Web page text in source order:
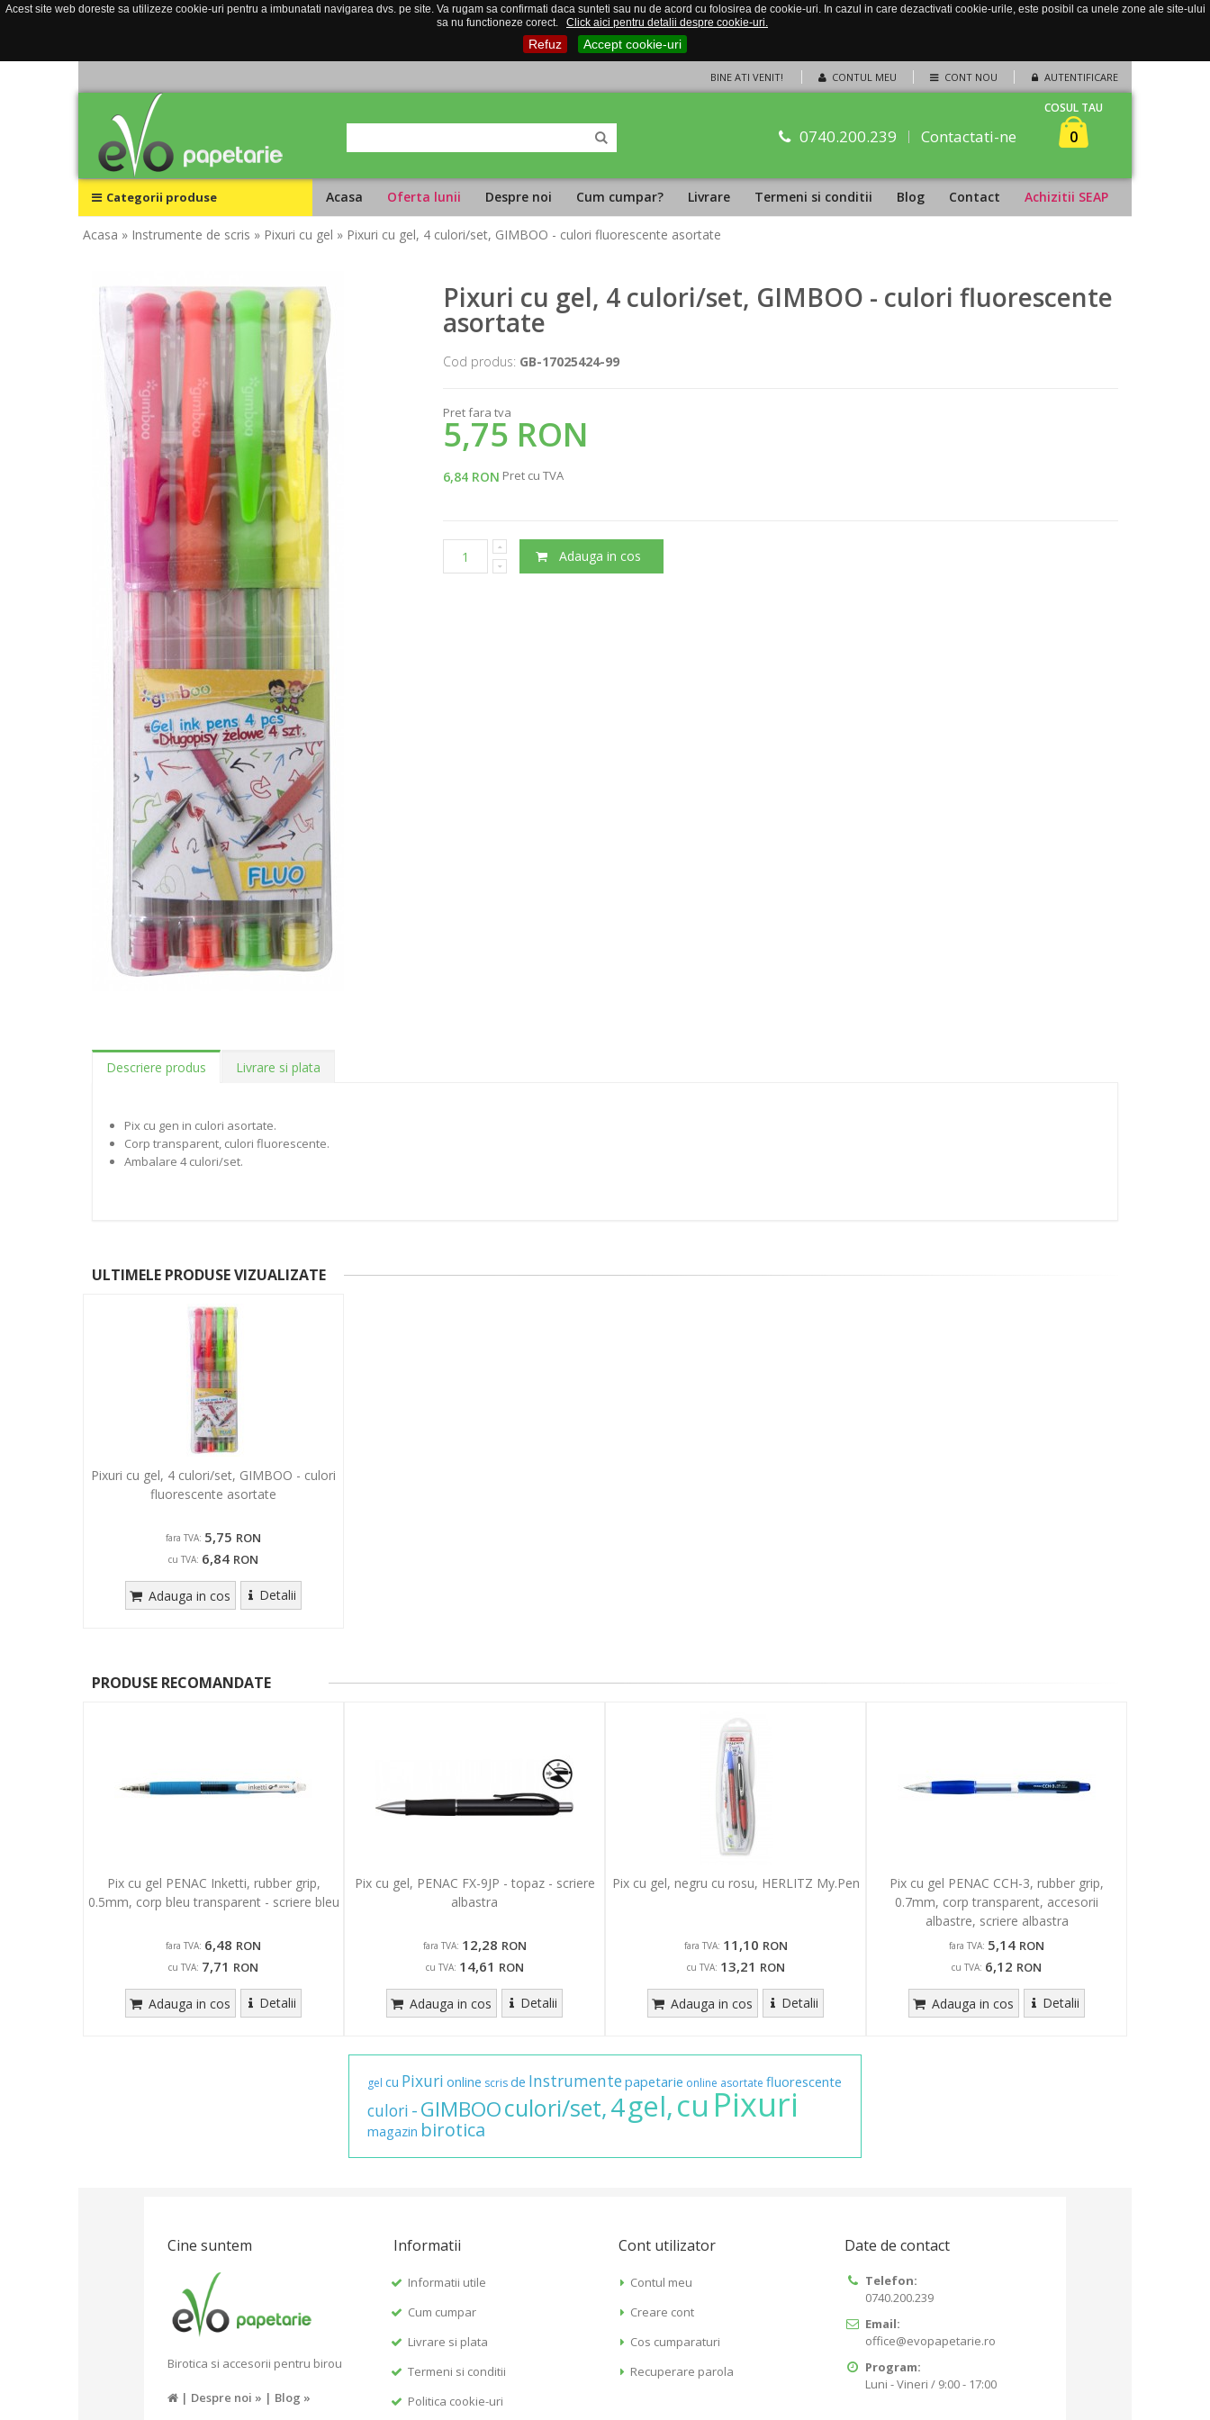
Acest site web doreste sa utilizeze cookie-uri pentru a imbunatati navigarea dvs. pe site. Va rugam sa confirmati daca sunteti sau nu de acord cu folosirea de cookie-uri. In cazul in care dezactivati cookie-urile, este posibil ca unele zone ale site-ului
sa nu functioneze corect.
Click aici pentru detalii despre cookie-uri.
Refuz Accept cookie-uri
CONTUL MEU CONT NOU AUTENTIFICARE
BINE ATI VENIT!
0740.200.239 Contactati-ne
COSUL TAU
0
Categorii produse Acasa Oferta lunii Despre noi Cum cumpar? Livrare Termeni si conditii Blog Contact Achizitii SEAP
Acasa » Instrumente de scris » Pixuri cu gel » Pixuri cu gel, 4 culori/set, GIMBOO - culori fluorescente asortate
Pixuri cu gel, 4 culori/set, GIMBOO - culori fluorescente
asortate
Cod produs: GB-17025424-99
Pret fara tva
5,75 RON
6,84 RON Pret cu TVA
Adauga in cos
Descriere produs Livrare si plata
Pix cu gen in culori asortate.
Corp transparent, culori fluorescente.
Ambalare 4 culori/set.
ULTIMELE PRODUSE VIZUALIZATE
Pixuri cu gel, 4 culori/set, GIMBOO - culori
fluorescente asortate
fara TVA: 5,75 RON
cu TVA: 6,84 RON
Adauga in cos Detalii
PRODUSE RECOMANDATE
Pix cu gel PENAC Inketti, rubber grip,
0.5mm, corp bleu transparent - scriere bleu
fara TVA: 6,48 RON
cu TVA: 7,71 RON
Adauga in cos Detalii
Pix cu gel, PENAC FX-9JP - topaz - scriere
albastra
fara TVA: 12,28 RON
cu TVA: 14,61 RON
Adauga in cos Detalii
Pix cu gel, negru cu rosu, HERLITZ My.Pen
fara TVA: 11,10 RON
cu TVA: 13,21 RON
Adauga in cos Detalii
Pix cu gel PENAC CCH-3, rubber grip,
0.7mm, corp transparent, accesorii
albastre, scriere albastra
fara TVA: 5,14 RON
cu TVA: 6,12 RON
Adauga in cos Detalii
gel cu Pixuri online scrisde Instrumentepapetarie online asortate fluorescente
culori -GIMBOOculori/set,4gel,cu Pixuri
magazin birotica
Cine suntem
Birotica si accesorii pentru birou
| Despre noi » | Blog »
Informatii
Informatii utile
Cum cumpar
Livrare si plata
Termeni si conditii
Politica cookie-uri
Cont utilizator
Contul meu
Creare cont
Cos cumparaturi
Recuperare parola
Date de contact
Telefon:
0740.200.239
Email:
office@evopapetarie.ro
Program:
Luni - Vineri / 9:00 - 17:00